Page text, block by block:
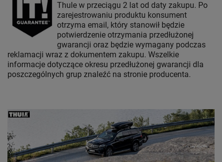
Thule w przeciągu 2 lat od daty zakupu. Po
zarejestrowaniu produktu konsument
otrzyma email, który stanowił będzie
potwierdzenie otrzymania przedłużonej
gwarancji oraz będzie wymagany podczas
reklamacji wraz z dokumentem zakupu. Wszelkie
informacje dotyczące okresu przedłużonej gwarancji dla
poszczególnych grup znaleźć na stronie producenta.